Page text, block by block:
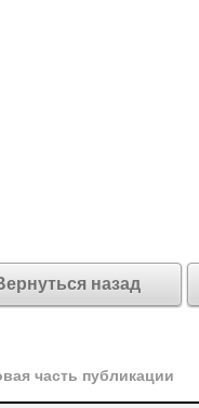
назад
часть публикации